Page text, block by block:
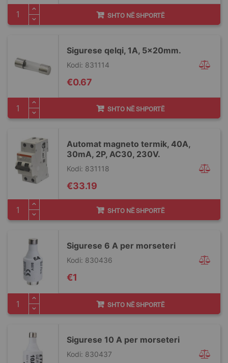
SHTO NË SHPORTË
Sigurese qelqi, 1A, 5x20mm.
Kodi: 831114
€0.67
SHTO NË SHPORTË
Automat magneto termik, 40A,
30mA, 2P, AC30, 230V.
Kodi: 831118
€33.19
SHTO NË SHPORTË
Sigurese 6 A per morseteri
Kodi: 830436
€1
SHTO NË SHPORTË
Sigurese 10 A per morseteri
Kodi: 830437